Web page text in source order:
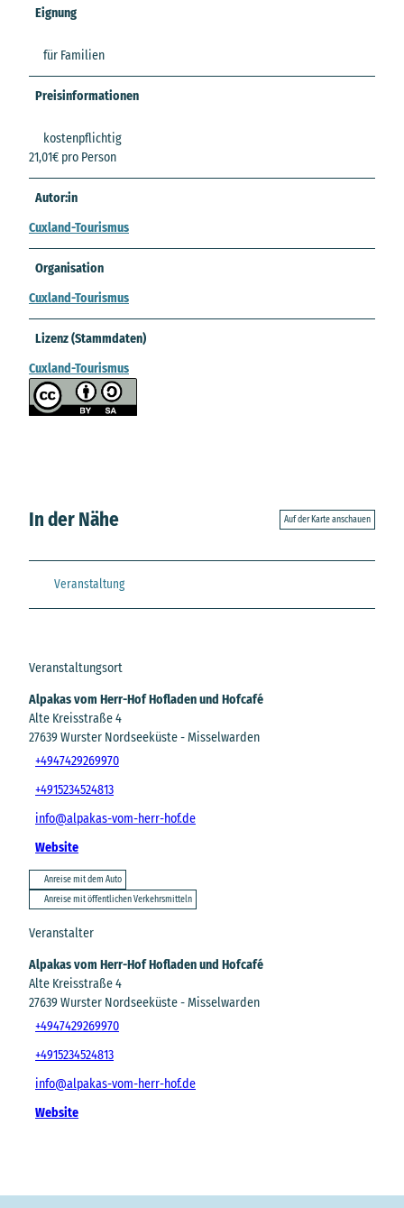
Eignung
für Familien
Preisinformationen
kostenpflichtig
21,01€ pro Person
Autor:in
Cuxland-Tourismus
Organisation
Cuxland-Tourismus
Lizenz (Stammdaten)
Cuxland-Tourismus
In der Nähe Auf der Karte anschauen
Veranstaltung
Veranstaltungsort
Alpakas vom Herr-Hof Hofladen und Hofcafé
Alte Kreisstraße 4
27639Wurster Nordseeküste- Misselwarden
+4947429269970
+4915234524813
info@alpakas-vom-herr-hof.de
Website
Anreise mit dem Auto
Anreise mit öffentlichen Verkehrsmitteln
Veranstalter
Alpakas vom Herr-Hof Hofladen und Hofcafé
Alte Kreisstraße 4
27639Wurster Nordseeküste- Misselwarden
+4947429269970
+4915234524813
info@alpakas-vom-herr-hof.de
Website